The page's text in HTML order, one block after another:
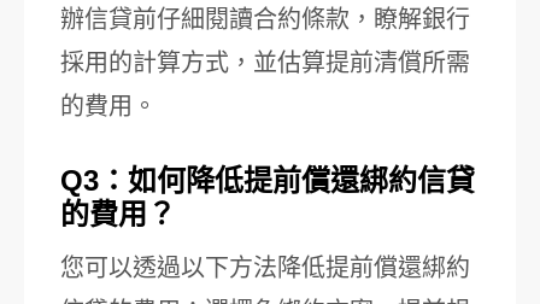
辦信貸前仔細閱讀合約條款，瞭解銀行
採用的計算方式，並估算提前清償所需
的費用。
Q3：如何降低提前償還綁約信貸
的費用？
您可以透過以下方法降低提前償還綁約